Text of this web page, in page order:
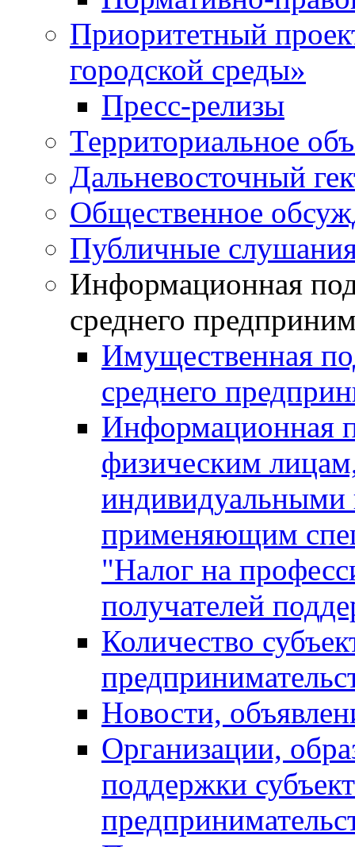
Приоритетный
городской среды»
Пресс-релизы
Территориальное
Дальневосточный
Общественное
Публичные
Информационная
среднего
Имущественная
среднего
Информационная
физическим
индивидуальными
применяющим
"Налог на
получателей
Количество
Новости,
Организации,
поддержки